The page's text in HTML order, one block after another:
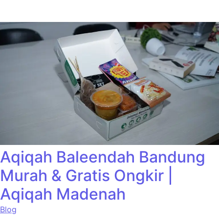
Aqiqah Baleendah Bandung
Murah & Gratis Ongkir |
Aqiqah Madenah
Blog